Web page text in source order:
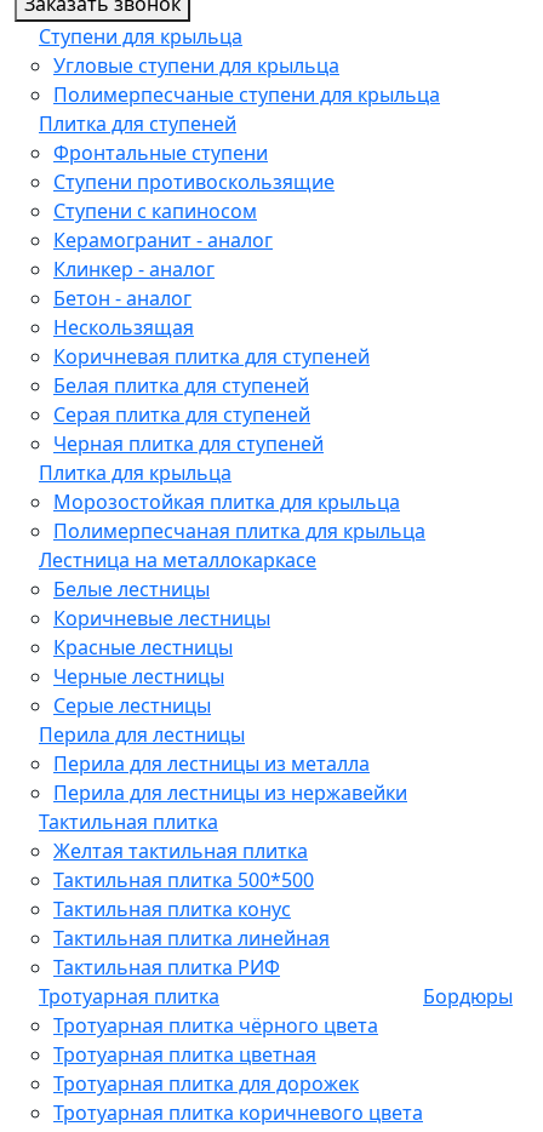
Ступени для крыльца
Угловые ступени для крыльца
Полимерпесчаные ступени для крыльца
Плитка для ступеней
Фронтальные ступени
Ступени противоскользящие
Ступени с капиносом
Керамогранит - аналог
Клинкер - аналог
Бетон - аналог
Нескользящая
Коричневая плитка для ступеней
Белая плитка для ступеней
Серая плитка для ступеней
Черная плитка для ступеней
Плитка для крыльца
Морозостойкая плитка для крыльца
Полимерпесчаная плитка для крыльца
Лестница на металлокаркасе
Белые лестницы
Коричневые лестницы
Красные лестницы
Черные лестницы
Серые лестницы
Перила для лестницы
Перила для лестницы из металла
Перила для лестницы из нержавейки
Тактильная плитка
Желтая тактильная плитка
Тактильная плитка 500*500
Тактильная плитка конус
Тактильная плитка линейная
Тактильная плитка РИФ
Тротуарная плитка
Тротуарная плитка чёрного цвета
Тротуарная плитка цветная
Тротуарная плитка для дорожек
Тротуарная плитка коричневого цвета
Бордюры